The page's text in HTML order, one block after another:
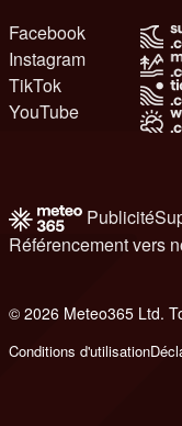
Facebook
Instagram
TikTok
YouTube
Publicité
Référencement vers
© 2026 Meteo365 Ltd.
Conditions d'utilisation